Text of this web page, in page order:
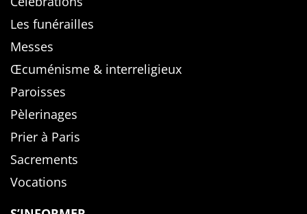
Les funérailles
Messes
Œcuménisme & interreligieux
Paroisses
Pèlerinages
Prier à Paris
Sacrements
Vocations